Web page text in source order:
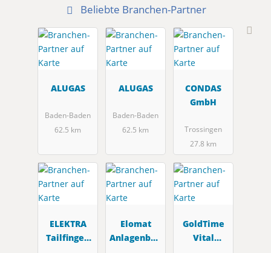
Beliebte Branchen-Partner
ALUGAS
Baden-Baden
62.5 km
ALUGAS
Baden-Baden
62.5 km
CONDAS
GmbH
Trossingen
27.8 km
ELEKTRA
Tailfingen
Elomat
Anlagenbau
GoldTime
Vital